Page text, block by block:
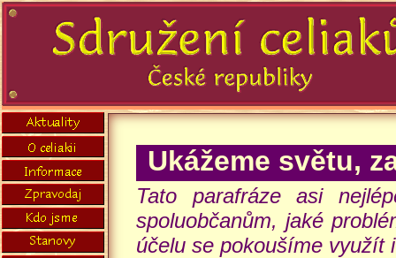
Ukážeme světu,
Tato parafráze asi
spoluobčanům, jaké
účelu se pokoušíme využít